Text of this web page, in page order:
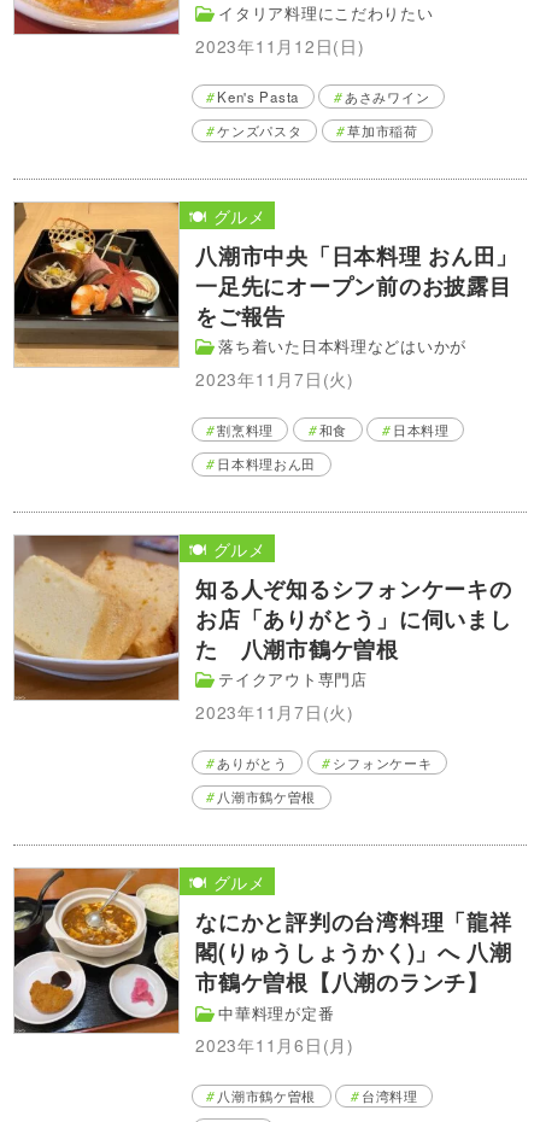
イタリア料理にこだわりたい
2023年11月12日(日)
Ken's Pasta
あさみワイン
ケンズパスタ
草加市稲荷
八潮市中央「日本料理 おん田」
一足先にオープン前のお披露目
をご報告
落ち着いた日本料理などはいかが
2023年11月7日(火)
🍽️ グルメ
割烹料理 和食
日本料理
日本料理おん田
知る人ぞ知るシフォンケーキの
お店「ありがとう」に伺いまし
た 八潮市鶴ケ曽根
テイクアウト専門店
2023年11月7日(火)
🍽️ グルメ
ありがとう
シフォンケーキ
八潮市鶴ケ曽根
なにかと評判の台湾料理「龍祥
閣(りゅうしょうかく)」へ 八潮
市鶴ケ曽根【八潮のランチ】
中華料理が定番
2023年11月6日(月)
🍽️ グルメ
八潮市鶴ケ曽根
台湾料理